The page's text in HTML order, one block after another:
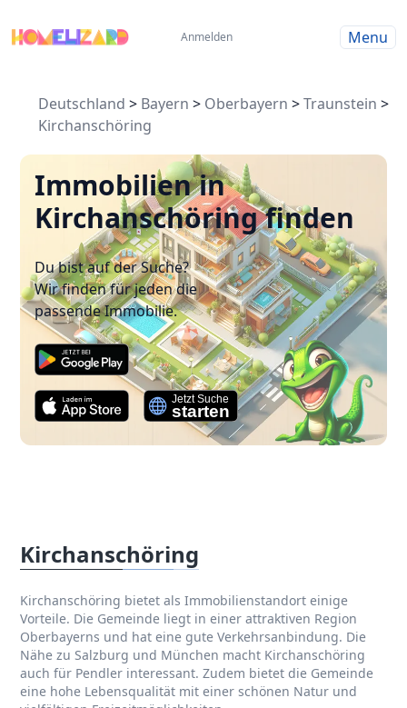
Anmelden Menu
Deutschland > Bayern > Oberbayern >Traunstein >
Kirchanschöring
Immobilien in
Kirchanschöring finden
Du bist auf der Suche?
Wir finden für jeden die
passende Immobilie.
Kirchanschöring
Kirchanschöring bietet als Immobilienstandort einige
Vorteile. Die Gemeinde liegt in einer attraktiven Region
Oberbayerns und hat eine gute Verkehrsanbindung. Die
Nähe zu Salzburg und München macht Kirchanschöring
auch für Pendler interessant. Zudem bietet die Gemeinde
eine hohe Lebensqualität mit einer schönen Natur und